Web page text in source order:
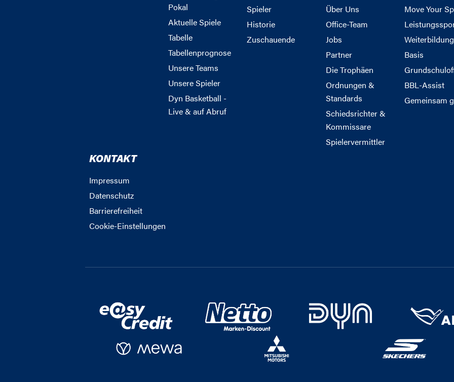
Pokal
Aktuelle Spiele
Tabelle
Tabellenprognose
Unsere Teams
Unsere Spieler
Dyn Basketball -
Live & auf Abruf
Spieler
Historie
Zuschauende
Über Uns
Office-Team
Jobs
Partner
Die Trophäen
Ordnungen &
Standards
Schiedsrichter &
Kommissare
Spielervermittler
Move Your
Weiterbildung
Basis
BBL-Assist
Gemeinsam
KONTAKT
Impressum
Datenschutz
Barrierefreiheit
Cookie-Einstellungen